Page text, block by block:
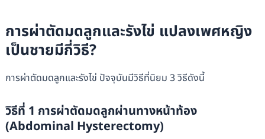
การผ่าตัดมดลูกและรังไข่ แปลงเพศหญิง
เป็นชายมีกี่วิธี?
การผ่าตัดมดลูกและรังไข่ ปัจจุบันมีวิธีที่นิยม 3 วิธีดังนี้
วิธีที่ 1 การผ่าตัดมดลูกผ่านทางหน้าท้อง
(Abdominal Hysterectomy)